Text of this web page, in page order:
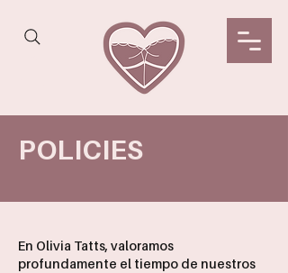
POLICIES
En Olivia Tatts, valoramos
profundamente el tiempo de nuestros